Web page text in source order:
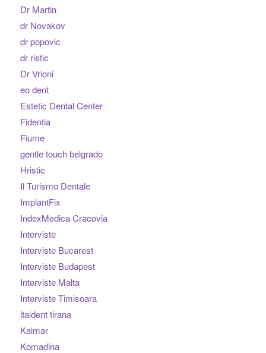
Dr Martin
dr Novakov
dr popovic
dr ristic
Dr Vrioni
eo dent
Estetic Dental Center
Fidentia
Fiume
gentle touch belgrado
Hristic
Il Turismo Dentale
ImplantFix
IndexMedica Cracovia
Interviste
Interviste Bucarest
Interviste Budapest
Interviste Malta
Interviste Timisoara
italdent tirana
Kalmar
Komadina